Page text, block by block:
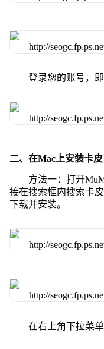
登录您的账号，
二、在Mac上安装卡皮
方法一：打开
接在搜索框内搜索卡
下载并安装。
在右上角下拉菜